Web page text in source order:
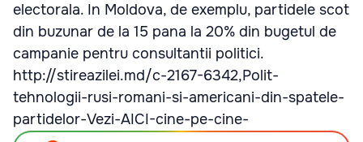
electorala. In Moldova, de exemplu, partidele scot
din buzunar de la 15 pana la 20% din bugetul de
campanie pentru consultantii politici.
http://stireazilei.md/c-2167-6342,Polit-
tehnologii-rusi-romani-si-americani-din-spatele-
partidelor-Vezi-AICI-cine-pe-cine-